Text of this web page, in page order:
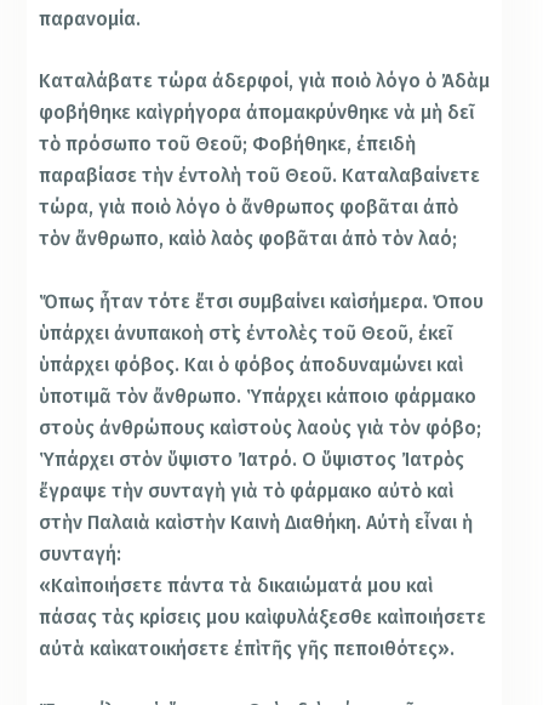
παρανομία.
Καταλάβατε τώρα ἀδερφοί, γιὰ ποιὸ λόγο ὁ Ἀδὰμ
φοβήθηκε καὶ γρήγορα ἀπομακρύνθηκε νὰ μὴ δεῖ
τὸ πρόσωπο τοῦ Θεοῦ; Φοβήθηκε, ἐπειδὴ
παραβίασε τὴν ἐντολὴ τοῦ Θεοῦ. Καταλαβαίνετε
τώρα, γιὰ ποιὸ λόγο ὁ ἄνθρωπος φοβᾶται ἀπὸ
τὸν ἄνθρωπο, καὶ ὁ λαὸς φοβᾶται ἀπὸ τὸν λαό;
Ὅπως ἦταν τότε ἔτσι συμβαίνει καὶ σήμερα. Όπου
ὑπάρχει ἀνυπακοὴ στὶς ἐντολὲς τοῦ Θεοῦ, ἐκεῖ
ὑπάρχει φόβος. Και ὁ φόβος ἀποδυναμώνει καὶ
ὑποτιμᾶ τὸν ἄνθρωπο. Ὑπάρχει κάποιο φάρμακο
στοὺς ἀνθρώπους καὶ στοὺς λαοὺς γιὰ τὸν φόβο;
Ὑπάρχει στὸν ὕψιστο Ἰατρό. Ο ὕψιστος Ἰατρὸς
ἔγραψε τὴν συνταγὴ γιὰ τὸ φάρμακο αὐτὸ καὶ
στὴν Παλαιὰ καὶ στὴν Καινὴ Διαθήκη. Αὐτὴ εἶναι ἡ
συνταγή:
«Καὶ ποιήσετε πάντα τὰ δικαιώματά μου καὶ
πάσας τὰς κρίσεις μου καὶ φυλάξεσθε καὶ ποιήσετε
αὐτὰ καὶ κατοικήσετε ἐπὶ τῆς γῆς πεποιθότες».